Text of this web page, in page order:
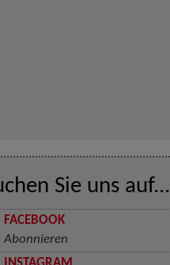
Sie uns auf...
FACEBOOK
Abonnieren